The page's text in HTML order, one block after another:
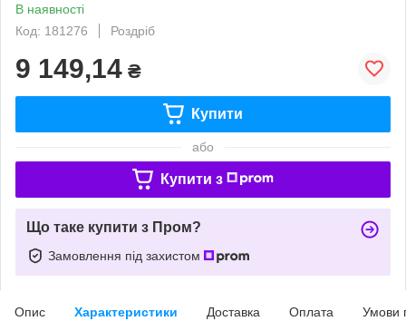
В наявності
Код: 181276
Роздріб
9 149,14 ₴
Купити
або
Купити з
Що таке купити з Пром?
Замовлення під захистом
Опис Характеристики Доставка Оплата Умови